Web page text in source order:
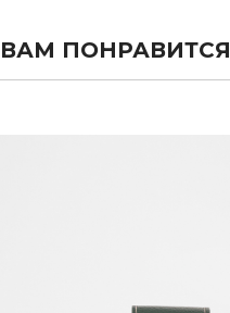
ВАМ ПОНРАВИТСЯ